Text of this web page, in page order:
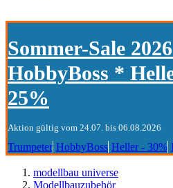
Sommer-Sale
HobbyBoss *
25%
Aktion gültig vom 24.07. bis 06.08.2026
Trumpeter HobbyBoss Heller - 30%
modellbau universe
Modellbauzubehör